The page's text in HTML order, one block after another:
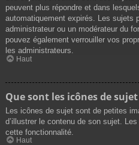
peuvent plus répondre et dans
automatiquement expirés. Les sujets
administrateur ou un modérateur du
pouvez également verrouiller vos
les administrateurs.
Haut
Que sont les icônes de sujet
Les icônes de sujet sont de petites
d’illustrer le contenu de son sujet.
cette fonctionnalité.
Haut